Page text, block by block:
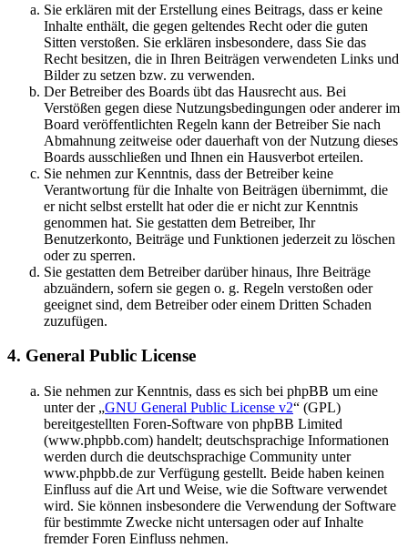
Sie erklären mit der Erstellung eines Beitrags, dass er keine
Inhalte enthält, die gegen geltendes Recht oder die guten
Sitten verstoßen. Sie erklären insbesondere, dass Sie das
Recht besitzen, die in Ihren Beiträgen verwendeten Links und
Bilder zu setzen bzw. zu verwenden.
Der Betreiber des Boards übt das Hausrecht aus. Bei
Verstößen gegen diese Nutzungsbedingungen oder anderer im
Board veröffentlichten Regeln kann der Betreiber Sie nach
Abmahnung zeitweise oder dauerhaft von der Nutzung dieses
Boards ausschließen und Ihnen ein Hausverbot erteilen.
Sie nehmen zur Kenntnis, dass der Betreiber keine
Verantwortung für die Inhalte von Beiträgen übernimmt, die
er nicht selbst erstellt hat oder die er nicht zur Kenntnis
genommen hat. Sie gestatten dem Betreiber, Ihr
Benutzerkonto, Beiträge und Funktionen jederzeit zu löschen
oder zu sperren.
Sie gestatten dem Betreiber darüber hinaus, Ihre Beiträge
abzuändern, sofern sie gegen o. g. Regeln verstoßen oder
geeignet sind, dem Betreiber oder einem Dritten Schaden
zuzufügen.
4. General Public License
Sie nehmen zur Kenntnis, dass es sich bei phpBB um eine
unter der „GNU General Public License v2“ (GPL)
bereitgestellten Foren-Software von phpBB Limited
(www.phpbb.com) handelt; deutschsprachige Informationen
werden durch die deutschsprachige Community unter
www.phpbb.de zur Verfügung gestellt. Beide haben keinen
Einfluss auf die Art und Weise, wie die Software verwendet
wird. Sie können insbesondere die Verwendung der Software
für bestimmte Zwecke nicht untersagen oder auf Inhalte
fremder Foren Einfluss nehmen.